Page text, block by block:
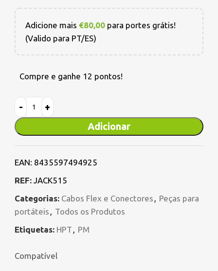
Adicione mais €80,00 para portes grátis!
(Valido para PT/ES)
Compre e ganhe 12 pontos!
Adicionar
EAN: 8435597494925
REF: JACK515
Categorias: Cabos Flex e Conectores , Peças para
portáteis , Todos os Produtos
Etiquetas: HPT , PM
Compatível